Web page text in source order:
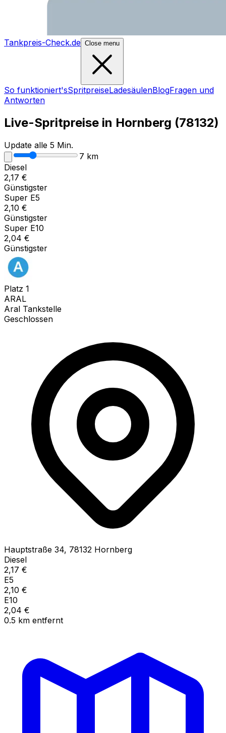
Tankpreis-Check.de Close menu
So funktioniert'sSpritpreiseLadesäulenBlogFragen und
Antworten
Live-Spritpreise in Hornberg (78132)
Update alle 5 Min.
7 km
Diesel
2,17 €
Günstigster
Super E5
2,10 €
Günstigster
Super E10
2,04 €
Günstigster
Platz 1
ARAL
Aral Tankstelle
Geschlossen
Hauptstraße 34, 78132 Hornberg
Diesel
2,17 €
E5
2,10 €
E10
2,04 €
0.5 km entfernt